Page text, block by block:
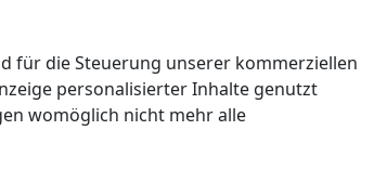
für die Steuerung unserer kommerziellen
personalisierter Inhalte genutzt
womöglich nicht mehr alle